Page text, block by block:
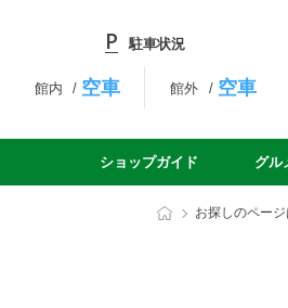
駐車状況
館内 空車 館外 空車
ショップガイド グル
お探しのペー